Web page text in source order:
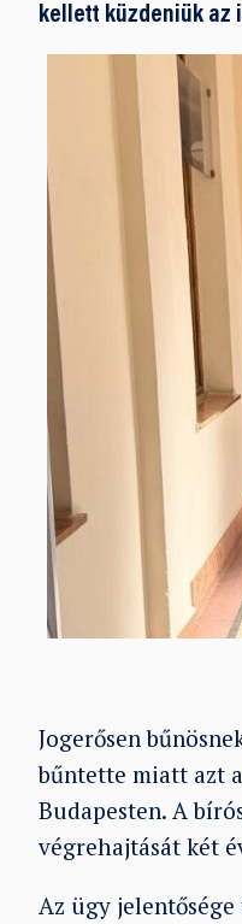
kellett küzdeniük az
Jogerősen
bűntette miatt azt
Budapesten. A
végrehajtását két
Az ügy